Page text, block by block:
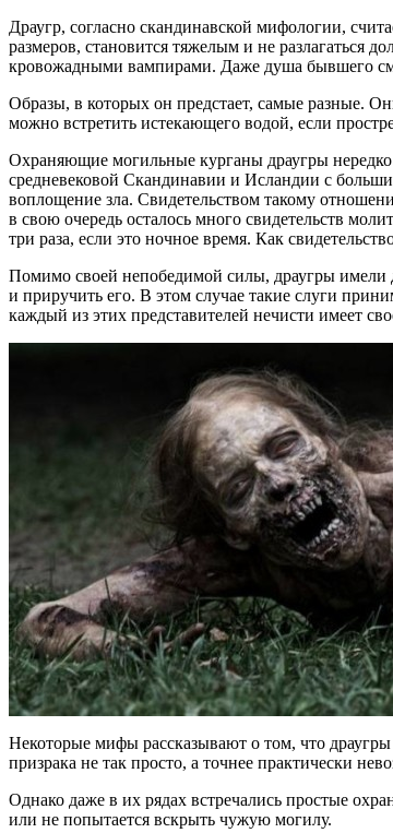
Драугр, согласно скандинавской мифологии,
размеров, становится тяжелым и не разлагаться
кровожадными вампирами. Даже душа бывшего
Образы, в которых он предстает, самые разные.
можно встретить истекающего водой, если
Охраняющие могильные курганы драугры
средневековой Скандинавии и Исландии с
воплощение зла. Свидетельством такому
в свою очередь осталось много свидетельств
три раза, если это ночное время. Как
Помимо своей непобедимой силы, драугры имели
и приручить его. В этом случае такие слуги
каждый из этих представителей нечисти имеет
Некоторые мифы рассказывают о том, что
призрака не так просто, а точнее практически
Однако даже в их рядах встречались простые
или не попытается вскрыть чужую могилу.